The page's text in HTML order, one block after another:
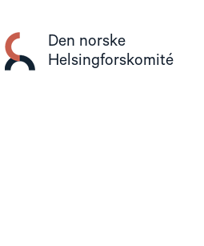
innhold
Den norske
Helsingforskomité